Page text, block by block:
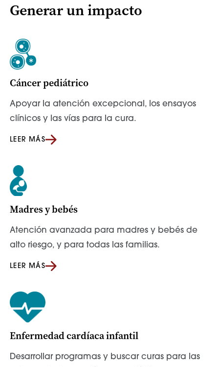
Generar un impacto
Cáncer pediátrico
Apoyar la atención excepcional, los ensayos
clínicos y las vías para la cura.
LEER MÁS
Madres y bebés
Atención avanzada para madres y bebés de
alto riesgo, y para todas las familias.
LEER MÁS
Enfermedad cardíaca infantil
Desarrollar programas y buscar curas para las